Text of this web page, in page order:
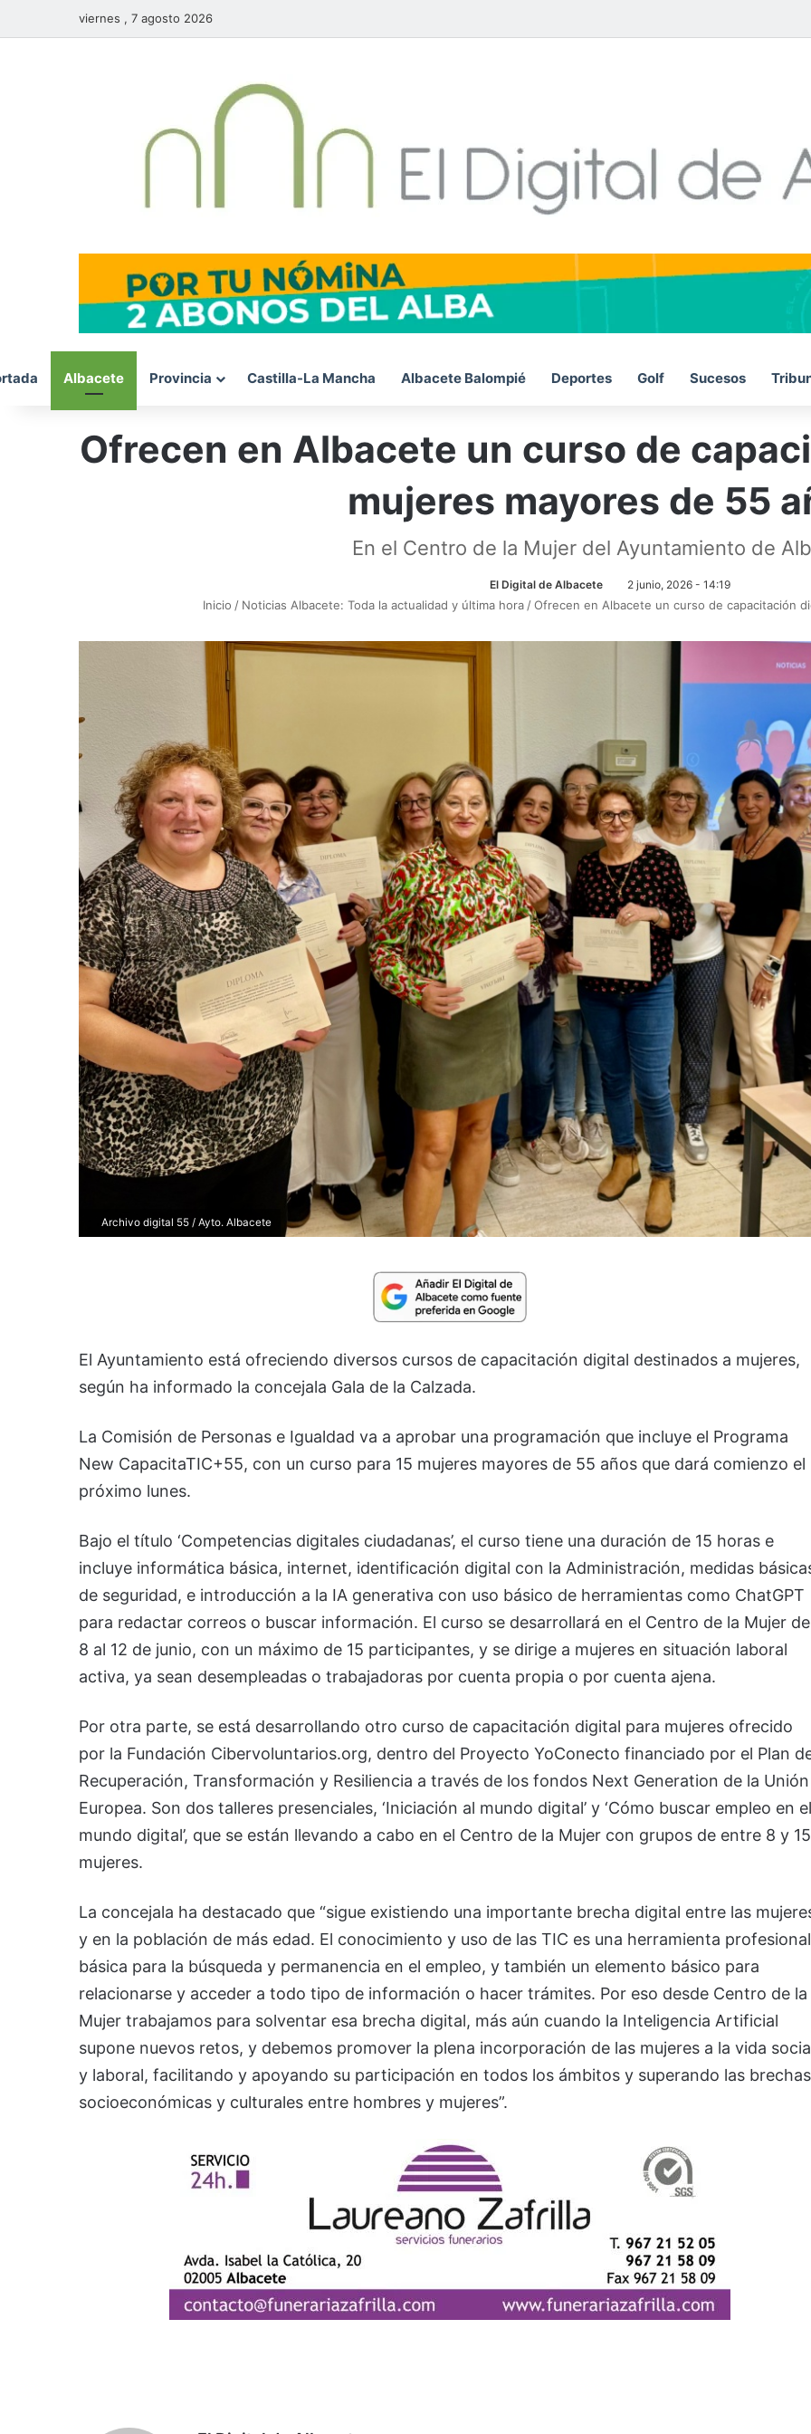
viernes , 7 agosto 2026
Albacete Provincia Castilla-La Mancha Albacete Balompié Deportes Golf Sucesos
Ofrecen en Albacete un curso de
mujeres mayores de 55
En el Centro de la Mujer del Ayuntamiento de
El Digital de Albacete 2 junio, 2026 - 14:19
Inicio / Noticias Albacete: Toda la actualidad y última hora /Ofrecen en Albacete un curso de capacitación
Archivo digital 55 / Ayto. Albacete
El Ayuntamiento está ofreciendo diversos cursos de capacitación digital destinados a mujeres,
según ha informado la concejala Gala de la Calzada.
La Comisión de Personas e Igualdad va a aprobar una programación que incluye el Programa
New CapacitaTIC+55, con un curso para 15 mujeres mayores de 55 años que dará comienzo el
próximo lunes.
Bajo el título ‘Competencias digitales ciudadanas’, el curso tiene una duración de 15 horas e
incluye informática básica, internet, identificación digital con la Administración, medidas
de seguridad, e introducción a la IA generativa con uso básico de herramientas como ChatGPT
para redactar correos o buscar información. El curso se desarrollará en el Centro de la Mujer
8 al 12 de junio, con un máximo de 15 participantes, y se dirige a mujeres en situación laboral
activa, ya sean desempleadas o trabajadoras por cuenta propia o por cuenta ajena.
Por otra parte, se está desarrollando otro curso de capacitación digital para mujeres ofrecido
por la Fundación Cibervoluntarios.org, dentro del Proyecto YoConecto financiado por el Plan
Recuperación, Transformación y Resiliencia a través de los fondos Next Generation de la Unión
Europea. Son dos talleres presenciales, ‘Iniciación al mundo digital’ y ‘Cómo buscar empleo en el
mundo digital’, que se están llevando a cabo en el Centro de la Mujer con grupos de entre 8 y 15
mujeres.
La concejala ha destacado que “sigue existiendo una importante brecha digital entre las
y en la población de más edad. El conocimiento y uso de las TIC es una herramienta profesional
básica para la búsqueda y permanencia en el empleo, y también un elemento básico para
relacionarse y acceder a todo tipo de información o hacer trámites. Por eso desde Centro de la
Mujer trabajamos para solventar esa brecha digital, más aún cuando la Inteligencia Artificial
supone nuevos retos, y debemos promover la plena incorporación de las mujeres a la vida
y laboral, facilitando y apoyando su participación en todos los ámbitos y superando las brechas
socioeconómicas y culturales entre hombres y mujeres”.